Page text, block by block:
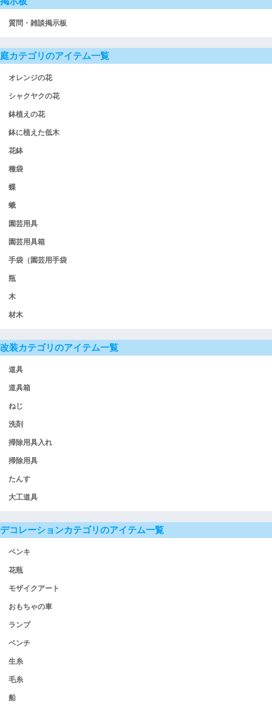
質問・雑談掲示板
庭カテゴリのアイテム一覧
オレンジの花
シャクヤクの花
鉢植えの花
鉢に植えた低木
花鉢
種袋
蝶
蛾
園芸用具
園芸用具箱
手袋（園芸用手袋
瓶
木
材木
改装カテゴリのアイテム一覧
道具
道具箱
ねじ
洗剤
掃除用具入れ
掃除用具
たんす
大工道具
デコレーションカテゴリのアイテム一覧
ペンキ
花瓶
モザイクアート
おもちゃの車
ランプ
ベンチ
生糸
毛糸
船